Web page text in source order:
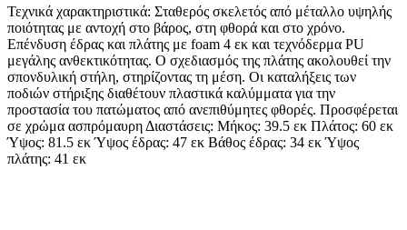
Τεχνικά χαρακτηριστικά: Σταθερός σκελετός από μέταλλο υψηλής
ποιότητας με αντοχή στο βάρος, στη φθορά και στο χρόνο.
Επένδυση έδρας και πλάτης με foam 4 εκ και τεχνόδερμα PU
μεγάλης ανθεκτικότητας. Ο σχεδιασμός της πλάτης ακολουθεί την
σπονδυλική στήλη, στηρίζοντας τη μέση. Οι καταλήξεις των
ποδιών στήριξης διαθέτουν πλαστικά καλύμματα για την
προστασία του πατώματος από ανεπιθύμητες φθορές. Προσφέρεται
σε χρώμα ασπρόμαυρη Διαστάσεις: Μήκος: 39.5 εκ Πλάτος: 60 εκ
Ύψος: 81.5 εκ Ύψος έδρας: 47 εκ Βάθος έδρας: 34 εκ Ύψος
πλάτης: 41 εκ